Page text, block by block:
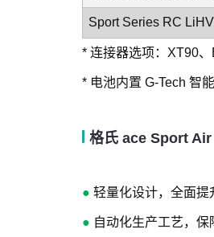
Sport Series RC
* 连接器选项：XT90
* 电池内置 G-Tech 智
格氏 ace Sport Air
● 轻量化设计，全面提
● 自动化生产工艺，保